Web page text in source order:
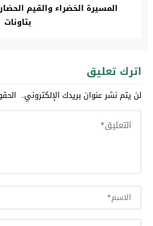
المسيرة الخضراء والقيم
بتاونات‎
اترك تعليق
لن يتم نشر عنوان بريدك الإلكتروني.